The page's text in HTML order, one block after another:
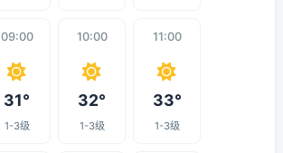
09:00
31°
1-3级
10:00
32°
1-3级
11:00
33°
1-3级